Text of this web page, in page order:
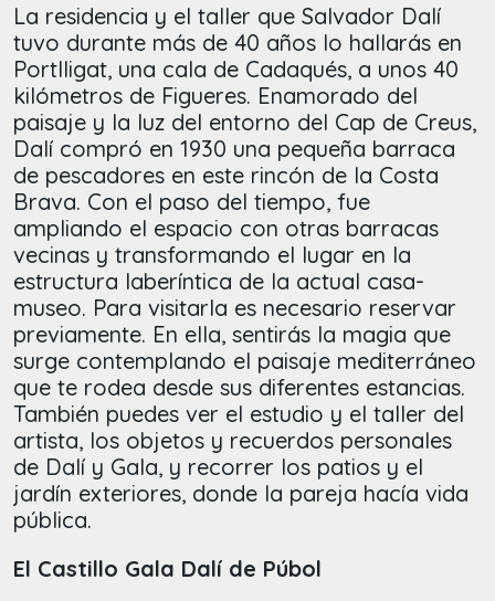
La residencia y el taller que Salvador Dalí
tuvo durante más de 40 años lo hallarás en
Portlligat, una cala de Cadaqués, a unos 40
kilómetros de Figueres. Enamorado del
paisaje y la luz del entorno del Cap de Creus,
Dalí compró en 1930 una pequeña barraca
de pescadores en este rincón de la Costa
Brava. Con el paso del tiempo, fue
ampliando el espacio con otras barracas
vecinas y transformando el lugar en la
estructura laberíntica de la actual casa-
museo. Para visitarla es necesario reservar
previamente. En ella, sentirás la magia que
surge contemplando el paisaje mediterráneo
que te rodea desde sus diferentes estancias.
También puedes ver el estudio y el taller del
artista, los objetos y recuerdos personales
de Dalí y Gala, y recorrer los patios y el
jardín exteriores, donde la pareja hacía vida
pública.
El Castillo Gala Dalí de Púbol